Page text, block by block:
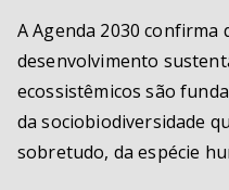
A Agenda 2030 confirma
desenvolvimento
ecossistêmicos são
da sociobiodiversidade
sobretudo, da espécie